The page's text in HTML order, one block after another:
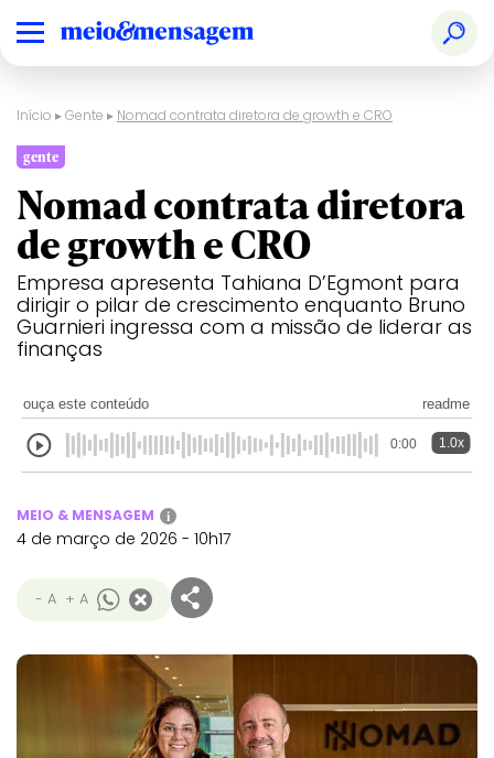
Início ▸Gente ▸ Nomad contrata diretora de growth e CRO
gente
Nomad contrata diretora
de growth e CRO
Empresa apresenta Tahiana D’Egmont para
dirigir o pilar de crescimento enquanto Bruno
Guarnieri ingressa com a missão de liderar as
finanças
ouça este conteúdo readme
0:00 1.0x
MEIO & MENSAGEM i
4 de março de 2026 - 10h17
- A + A